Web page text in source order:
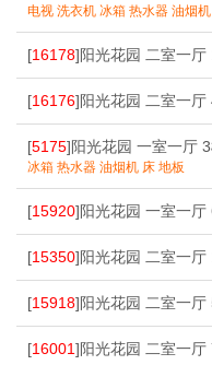
电视 洗衣机 冰箱 热水器 油烟
[16178]阳光花园 二室一
[16176]阳光花园 二室一
[5175]阳光花园 一室一厅
冰箱 热水器 油烟机 床 地板
[15920]阳光花园 一室一
[15350]阳光花园 二室一
[15918]阳光花园 二室一
[16001]阳光花园 二室一